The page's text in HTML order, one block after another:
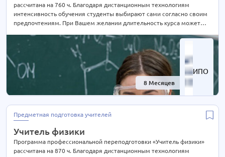
ИПО
8 Месяцев -59%
рассчитана на 760 ч. Благодаря дистанционным технологиям
интенсивность обучения студенты выбирают сами согласно своим
предпочтениям. При Вашем желании длительность курса может
телефону на сайте или отправьте нам заявку для консультации.
Предметная подготовка учителей
Учитель физики
Программа профессиональной переподготовки «Учитель физики»
рассчитана на 870 ч. Благодаря дистанционным технологиям